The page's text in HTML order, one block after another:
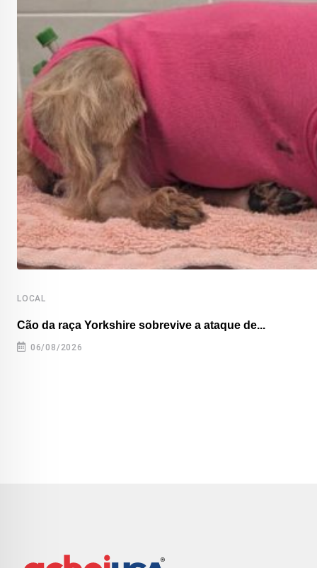
LOCAL
Cão da raça Yorkshire sobrevive a ataque de...
06/08/2026